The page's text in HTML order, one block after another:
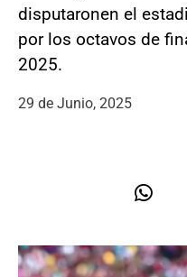
disputaronen el
por los octavos de
2025.
29 de Junio, 2025